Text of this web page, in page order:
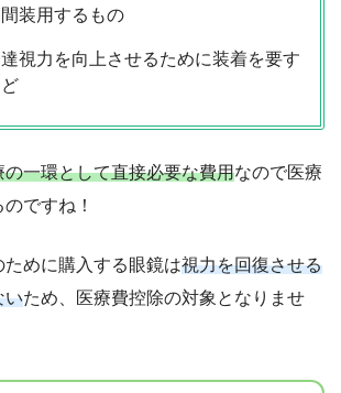
装用するもの
視力を向上させるために装着を要す
一環として直接必要な費用なので医療
ですね！
めに購入する眼鏡は視力を回復させる
いため、医療費控除の対象となりませ